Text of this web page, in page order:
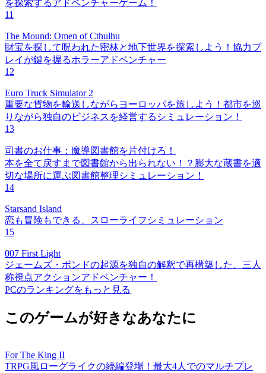
を探索するアドベンチャーゲーム！
11
The Mound: Omen of Cthulhu
財宝を探して呪われた密林と地下世界を探索しよう！協力プ
レイが鍵を握るホラーアドベンチャー
12
Euro Truck Simulator 2
重要な貨物を輸送しながらヨーロッパを旅しよう！都市を巡
りながら独自のビジネスを経営するシミュレーション！
13
司書のお仕事：魔導図書館を片付けろ！
本を全て戻すまで図書館から出られない！？膨大な蔵書を適
切な場所に運ぶ図書館整理シミュレーション！
14
Starsand Island
恋も冒険もできる、スローライフシミュレーション
15
007 First Light
ジェームズ・ボンドの起源を独自の解釈で再構築した、三人
称視点アクションアドベンチャー！
PCのランキングをもっと見る
このゲームが好きなあなたに
For The King II
TRPG風ローグライクの続編登場！最大4人でのマルチプレ